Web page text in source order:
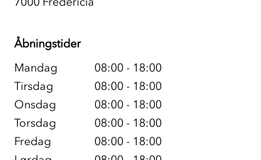
Åbningstider
Mandag
08:00 - 18:00
Tirsdag
08:00 - 18:00
Onsdag
08:00 - 18:00
Torsdag
08:00 - 18:00
Fredag
08:00 - 18:00